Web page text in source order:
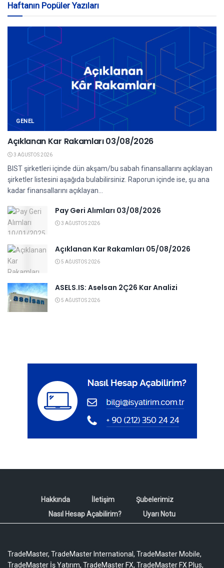
Haftanın Popüler Yazıları
GENEL
Açıklanan Kar Rakamları 03/08/2026
3 AĞUSTOS 2026
BIST şirketleri içinde dün akşam/bu sabah finansallarını açıklayan
şirketler listesini aşağıda bulabilirsiniz. Raporun içinde ise, şu ana
kadar finansallarını açıklayan...
Pay Geri Alımları 03/08/2026
3 AĞUSTOS 2026
Açıklanan Kar Rakamları 05/08/2026
5 AĞUSTOS 2026
ASELS.IS: Aselsan 2Ç26 Kar Analizi
5 AĞUSTOS 2026
Hakkında İletişim
Şubelerimiz
Nasıl Hesap Açabilirim?
Uyarı Notu
TradeMaster, TradeMaster International, TradeMaster Mobile,
TradeMaster İş Yatırım, TradeMaster FX, TradeMaster FX Plus,